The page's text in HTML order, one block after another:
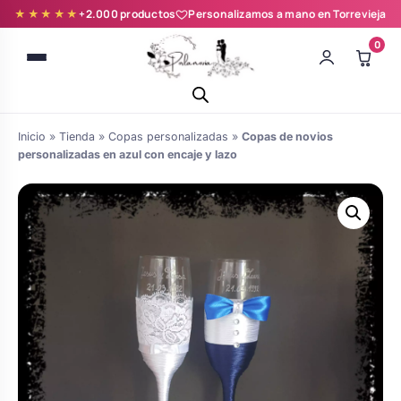
★★★★★+2.000 productos Personalizamos a mano en Torrevieja
0
novia y zapatillas
personalizadas
de boda
Árboles de Huellas para Primera
Batas de comunión personalizadas
Inicio » Tienda » Copas personalizadas » Copas de novios
personalizadas en azul con encaje y lazo